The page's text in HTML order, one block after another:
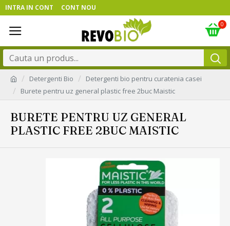
INTRA IN CONT CONT NOU
0
Detergenti Bio
Detergenti bio pentru curatenia casei
Burete pentru uz general plastic free 2buc Maistic
BURETE PENTRU UZ GENERAL
PLASTIC FREE 2BUC MAISTIC